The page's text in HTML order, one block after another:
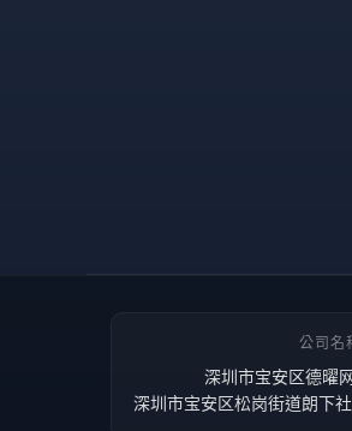
公司名
深圳市宝安区德曜
深圳市宝安区松岗街道朗下